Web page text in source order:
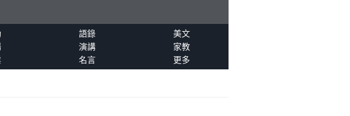
語錄
美文
演講
家教
名言 更多